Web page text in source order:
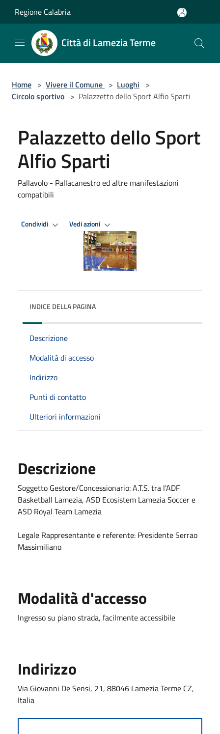
Regione Calabria
Città di Lamezia Terme
Home > Vivere il Comune > Luoghi >
Circolo sportivo > Palazzetto dello Sport Alfio Sparti
Palazzetto dello Sport
Alfio Sparti
Pallavolo - Pallacanestro ed altre manifestazioni
compatibili
Condividi Vedi azioni
INDICE DELLA PAGINA
Descrizione
Modalità di accesso
Indirizzo
Punti di contatto
Ulteriori informazioni
Descrizione
Soggetto Gestore/Concessionario: A.T.S. tra l'ADF
Basketball Lamezia, ASD Ecosistem Lamezia Soccer e
ASD Royal Team Lamezia
Legale Rappresentante e referente: Presidente Serrao
Massimiliano
Modalità d'accesso
Ingresso su piano strada, facilmente accessibile
Indirizzo
Via Giovanni De Sensi, 21, 88046 Lamezia Terme CZ,
Italia